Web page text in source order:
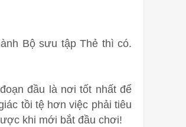
Bộ sưu tập Thẻ thì có.
đầu là nơi tốt nhất để
tồi tệ hơn việc phải tiêu
khi mới bắt đầu chơi!